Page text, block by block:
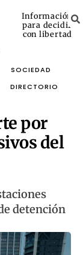
Información
para decidir
con libertad
SOCIEDAD
DIRECTORIO
por
del
detención